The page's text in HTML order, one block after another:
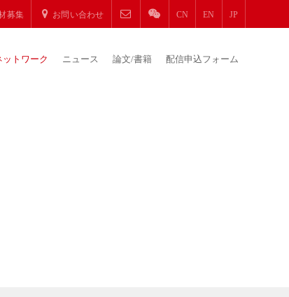
募集 お問い合わせ CN EN JP
トワーク ニュース 論文/書籍 配信申込フォーム